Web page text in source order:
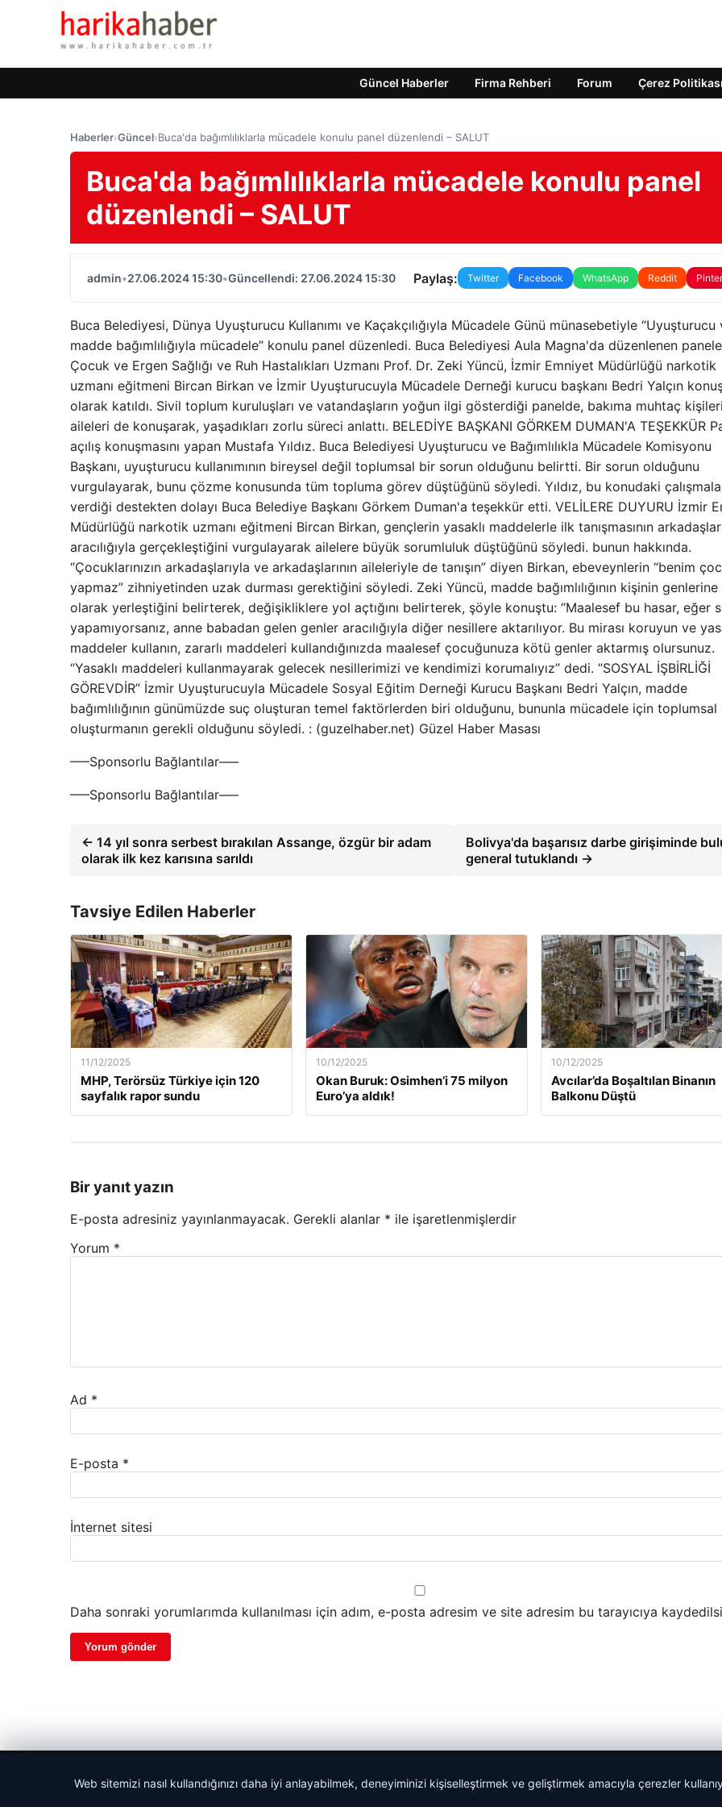
Güncel Haberler Firma Rehberi Forum Çerez Politikası
Haberler›Güncel›Buca'da bağımlılıklarla mücadele konulu panel düzenlendi – SALUT
Buca'da bağımlılıklarla mücadele konulu panel
düzenlendi – SALUT
admin•27.06.2024 15:30•Güncellendi: 27.06.2024 15:30 Paylaş: Twitter Facebook WhatsApp Reddit
Buca Belediyesi, Dünya Uyuşturucu Kullanımı ve Kaçakçılığıyla Mücadele Günü münasebetiyle “Uyuşturucu
madde bağımlılığıyla mücadele” konulu panel düzenledi. Buca Belediyesi Aula Magna'da düzenlenen panele
Çocuk ve Ergen Sağlığı ve Ruh Hastalıkları Uzmanı Prof. Dr. Zeki Yüncü, İzmir Emniyet Müdürlüğü narkotik
uzmanı eğitmeni Bircan Birkan ve İzmir Uyuşturucuyla Mücadele Derneği kurucu başkanı Bedri Yalçın
olarak katıldı. Sivil toplum kuruluşları ve vatandaşların yoğun ilgi gösterdiği panelde, bakıma muhtaç
aileleri de konuşarak, yaşadıkları zorlu süreci anlattı. BELEDİYE BAŞKANI GÖRKEM DUMAN'A TEŞEKKÜR
açılış konuşmasını yapan Mustafa Yıldız. Buca Belediyesi Uyuşturucu ve Bağımlılıkla Mücadele Komisyonu
Başkanı, uyuşturucu kullanımının bireysel değil toplumsal bir sorun olduğunu belirtti. Bir sorun olduğunu
vurgulayarak, bunu çözme konusunda tüm topluma görev düştüğünü söyledi. Yıldız, bu konudaki
verdiği destekten dolayı Buca Belediye Başkanı Görkem Duman'a teşekkür etti. VELİLERE DUYURU İzmir
Müdürlüğü narkotik uzmanı eğitmeni Bircan Birkan, gençlerin yasaklı maddelerle ilk tanışmasının
aracılığıyla gerçekleştiğini vurgulayarak ailelere büyük sorumluluk düştüğünü söyledi. bunun hakkında.
“Çocuklarınızın arkadaşlarıyla ve arkadaşlarının aileleriyle de tanışın” diyen Birkan, ebeveynlerin “benim
yapmaz” zihniyetinden uzak durması gerektiğini söyledi. Zeki Yüncü, madde bağımlılığının kişinin genlerine
olarak yerleştiğini belirterek, değişikliklere yol açtığını belirterek, şöyle konuştu: “Maalesef bu hasar, eğer
yapamıyorsanız, anne babadan gelen genler aracılığıyla diğer nesillere aktarılıyor. Bu mirası koruyun ve
maddeler kullanın, zararlı maddeleri kullandığınızda maalesef çocuğunuza kötü genler aktarmış olursunuz.
“Yasaklı maddeleri kullanmayarak gelecek nesillerimizi ve kendimizi korumalıyız” dedi. “SOSYAL İŞBİRLİĞİ
GÖREVDİR” İzmir Uyuşturucuyla Mücadele Sosyal Eğitim Derneği Kurucu Başkanı Bedri Yalçın, madde
bağımlılığının günümüzde suç oluşturan temel faktörlerden biri olduğunu, bununla mücadele için
oluşturmanın gerekli olduğunu söyledi. : (guzelhaber.net) Güzel Haber Masası
—–Sponsorlu Bağlantılar—–
—–Sponsorlu Bağlantılar—–
← 14 yıl sonra serbest bırakılan Assange, özgür bir adam
olarak ilk kez karısına sarıldı
Bolivya'da başarısız darbe girişiminde
general tutuklandı →
Tavsiye Edilen Haberler
11/12/2025
MHP, Terörsüz Türkiye için 120
sayfalık rapor sundu
10/12/2025
Okan Buruk: Osimhen’i 75 milyon
Euro’ya aldık!
10/12/2025
Avcılar’da Boşaltılan Binanın
Balkonu Düştü
Bir yanıt yazın
E-posta adresiniz yayınlanmayacak. Gerekli alanlar * ile işaretlenmişlerdir
Yorum *
Ad *
E-posta *
İnternet sitesi
Daha sonraki yorumlarımda kullanılması için adım, e-posta adresim ve site adresim bu tarayıcıya
Web sitemizi nasıl kullandığınızı daha iyi anlayabilmek, deneyiminizi kişiselleştirmek ve geliştirmek amacıyla çerezler